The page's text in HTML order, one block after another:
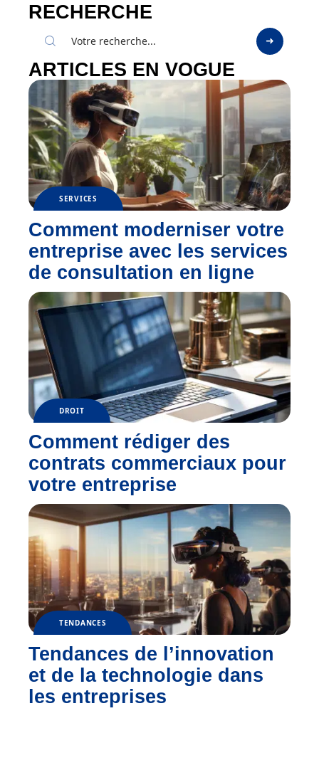
RECHERCHE
ARTICLES EN VOGUE
SERVICES
Comment moderniser votre
entreprise avec les services
de consultation en ligne
DROIT
Comment rédiger des
contrats commerciaux pour
votre entreprise
TENDANCES
Tendances de l’innovation
et de la technologie dans
les entreprises